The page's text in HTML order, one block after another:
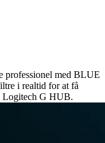
professionel med BLUE
i realtid for at få
Logitech G HUB.